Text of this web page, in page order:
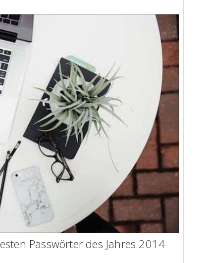
Passwörter des Jahres 2014